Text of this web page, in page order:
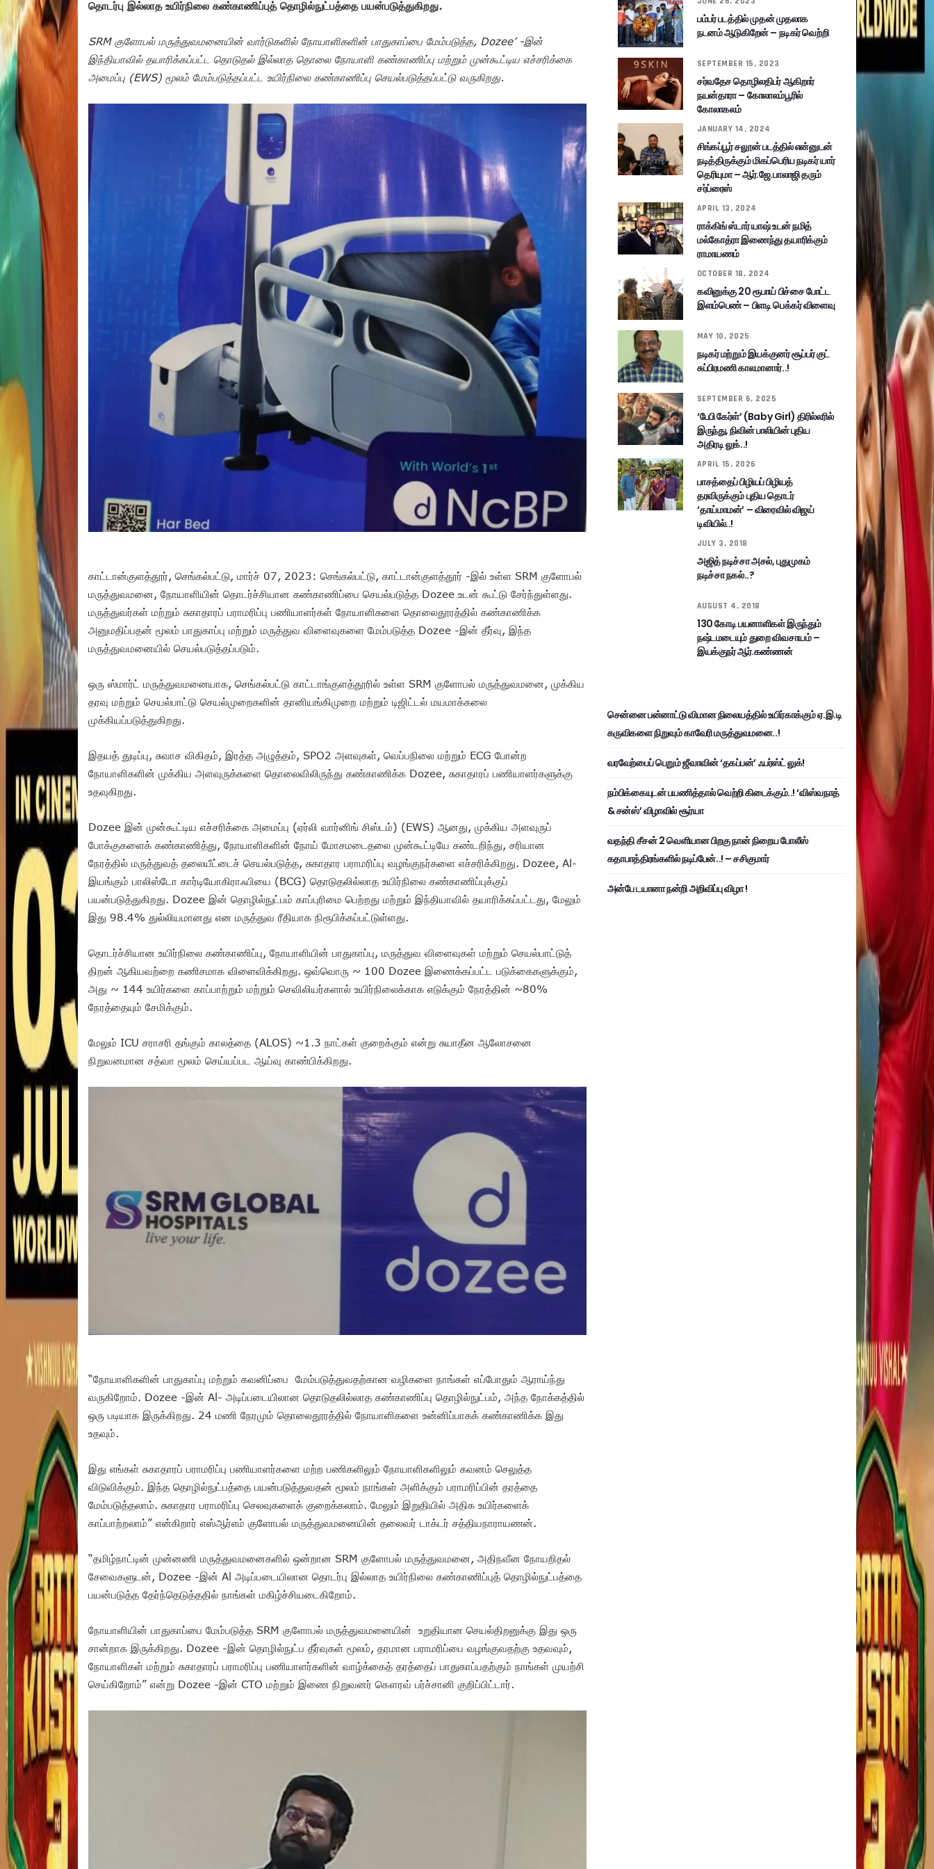
தொடர்பு இல்லாத உயிர்நிலை கண்காணிப்புத் தொழில்நுட்பத்தை பயன்படுத்துகிறது.
SRM குளோபல் மருத்துவமனையின் வார்டுகளில் நோயாளிகளின் பாதுகாப்பை மேம்படுத்த, Dozee’ -இன்
இந்தியாவில் தயாரிக்கப்பட்ட தொடுதல் இல்லாத தொலை நோயாளி கண்காணிப்பு மற்றும் முன்கூட்டிய எச்சரிக்கை
அமைப்பு (EWS) மூலம் மேம்படுத்தப்பட்ட உயிர்நிலை கண்காணிப்பு செயல்படுத்தப்பட்டு வருகிறது.
காட்டான்குளத்தூர், செங்கல்பட்டு, மார்ச் 07, 2023: செங்கல்பட்டு, காட்டான்குளத்தூர் -இல் உள்ள SRM குளோபல்
மருத்துவமனை, நோயாளியின் தொடர்ச்சியான கண்காணிப்பை செயல்படுத்த Dozee உடன் கூட்டு சேர்ந்துள்ளது.
மருத்துவர்கள் மற்றும் சுகாதாரப் பராமரிப்பு பணியாளர்கள் நோயாளிகளை தொலைதூரத்தில் கண்காணிக்க
அனுமதிப்பதன் மூலம் பாதுகாப்பு மற்றும் மருத்துவ விளைவுகளை மேம்படுத்த Dozee -இன் தீர்வு, இந்த
மருத்துவமனையில் செயல்படுத்தப்படும்.
ஒரு ஸ்மார்ட் மருத்துவமனையாக, செங்கல்பட்டு காட்டாங்குளத்தூரில் உள்ள SRM குளோபல் மருத்துவமனை, முக்கிய
தரவு மற்றும் செயல்பாட்டு செயல்முறைகளின் தானியங்கிமுறை மற்றும் டிஜிட்டல் மயமாக்கலை
முக்கியப்படுத்துகிறது.
இதயத் துடிப்பு, சுவாச விகிதம், இரத்த அழுத்தம், SPO2 அளவுகள், வெப்பநிலை மற்றும் ECG போன்ற
நோயாளிகளின் முக்கிய அளவுருக்களை தொலைவிலிருந்து கண்காணிக்க Dozee, சுகாதாரப் பணியாளர்களுக்கு
உதவுகிறது.
Dozee இன் முன்கூட்டிய எச்சரிக்கை அமைப்பு (ஏர்லி வார்னிங் சிஸ்டம்) (EWS) ஆனது, முக்கிய அளவுருப்
போக்குகளைக் கண்காணித்து, நோயாளிகளின் நோய் மோசமடைதலை முன்கூட்டியே கண்டறிந்து, சரியான
நேரத்தில் மருத்துவத் தலையீட்டைச் செயல்படுத்த, சுகாதார பராமரிப்பு வழங்குநர்களை எச்சரிக்கிறது. Dozee, Al-
இயங்கும் பாலிஸ்டோ கார்டியோகிராஃபியை (BCG) தொடுதலில்லாத உயிர்நிலை கண்காணிப்புக்குப்
பயன்படுத்துகிறது. Dozee இன் தொழில்நுட்பம் காப்புரிமை பெற்றது மற்றும் இந்தியாவில் தயாரிக்கப்பட்டது, மேலும்
இது 98.4% துல்லியமானது என மருத்துவ ரீதியாக நிரூபிக்கப்பட்டுள்ளது.
தொடர்ச்சியான உயிர்நிலை கண்காணிப்பு, நோயாளியின் பாதுகாப்பு, மருத்துவ விளைவுகள் மற்றும் செயல்பாட்டுத்
திறன் ஆகியவற்றை கணிசமாக விளைவிக்கிறது. ஒவ்வொரு ~ 100 Dozee இணைக்கப்பட்ட படுக்கைகளுக்கும்,
அது ~ 144 உயிர்களை காப்பாற்றும் மற்றும் செவிலியர்களால் உயிர்நிலைக்காக எடுக்கும் நேரத்தின் ~80%
நேரத்தையும் சேமிக்கும்.
மேலும் ICU சராசரி தங்கும் காலத்தை (ALOS) ~1.3 நாட்கள் குறைக்கும் என்று சுயாதீன ஆலோசனை
நிறுவனமான சத்வா மூலம் செய்யப்பட ஆய்வு காண்பிக்கிறது.
“நோயாளிகளின் பாதுகாப்பு மற்றும் கவனிப்பை மேம்படுத்துவதற்கான வழிகளை நாங்கள் எப்போதும் ஆராய்ந்து
வருகிறோம். Dozee -இன் Al- அடிப்படையிலான தொடுதலில்லாத கண்காணிப்பு தொழில்நுட்பம், அந்த நோக்கத்தில்
ஒரு படியாக இருக்கிறது. 24 மணி நேரமும் தொலைதூரத்தில் நோயாளிகளை உன்னிப்பாகக் கண்காணிக்க இது
உதவும்.
இது எங்கள் சுகாதாரப் பராமரிப்பு பணியாளர்களை மற்ற பணிகளிலும் நோயாளிகளிலும் கவனம் செலுத்த
விடுவிக்கும். இந்த தொழில்நுட்பத்தை பயன்படுத்துவதன் மூலம் நாங்கள் அளிக்கும் பராமரிப்பின் தரத்தை
மேம்படுத்தலாம். சுகாதார பராமரிப்பு செலவுகளைக் குறைக்கலாம். மேலும் இறுதியில் அதிக உயிர்களைக்
காப்பாற்றலாம்” என்கிறார் எஸ்ஆர்எம் குளோபல் மருத்துவமனையின் தலைவர் டாக்டர் சத்தியநாராயணன்.
“தமிழ்நாட்டின் முன்னணி மருத்துவமனைகளில் ஒன்றான SRM குளோபல் மருத்துவமனை, அதிநவீன நோயறிதல்
சேவைகளுடன், Dozee -இன் Al அடிப்படையிலான தொடர்பு இல்லாத உயிர்நிலை கண்காணிப்புத் தொழில்நுட்பத்தை
பயன்படுத்த தேர்ந்தெடுத்ததில் நாங்கள் மகிழ்ச்சியடைகிறோம்.
நோயாளியின் பாதுகாப்பை மேம்படுத்த SRM குளோபல் மருத்துவமனையின் உறுதியான செயல்திறனுக்கு இது ஒரு
சான்றாக இருக்கிறது. Dozee -இன் தொழில்நுட்ப தீர்வுகள் மூலம், தரமான பராமரிப்பை வழங்குவதற்கு உதவவும்,
நோயாளிகள் மற்றும் சுகாதாரப் பராமரிப்பு பணியாளர்களின் வாழ்க்கைத் தரத்தைப் பாதுகாப்பதற்கும் நாங்கள் முயற்சி
செய்கிறோம்” என்று Dozee -இன் CTO மற்றும் இணை நிறுவனர் கௌரவ் பர்ச்சானி குறிப்பிட்டார்.
பம்பர் படத்தில் முதன் முதலாக
நடனம் ஆடுகிறேன் – நடிகர் வெற்றி
SEPTEMBER 15, 2023
சர்வதேச தொழிலதிபர் ஆகிறார்
நயன்தாரா – கோலாலம்பூரில்
கோலாகலம்
JANUARY 14, 2024
சிங்கப்பூர் சலூன் படத்தில் என்னுடன்
நடித்திருக்கும் மிகப்பெரிய நடிகர் யார்
தெரியுமா – ஆர்.ஜே.பாலாஜி தரும்
சர்ப்ரைஸ்
APRIL 13, 2024
ராக்கிங் ஸ்டார் யாஷ் உடன் நமித்
மல்கோத்ரா இணைந்து தயாரிக்கும்
ராமாயணம்
OCTOBER 18, 2024
கவினுக்கு 20 ரூபாய் பிச்சை போட்ட
இளம்பெண் – பிளடி பெக்கர் விளைவு
MAY 10, 2025
நடிகர் மற்றும் இயக்குனர் சூப்பர் குட்
சுப்பிரமணி காலமானார்..!
SEPTEMBER 6, 2025
‘பேபி கேர்ள்’ (Baby Girl) திரில்லரில்
இருந்து, நிவின் பாலியின் புதிய
அதிரடி லுக்..!
APRIL 15, 2026
பாசத்தைப் பிழியப் பிழியத்
தரவிருக்கும் புதிய தொடர்
‘தாய்மாமன்’ – விரைவில் விஜய்
டிவியில்..!
JULY 3, 2018
அஜித் நடிச்சா அசல், புதுமுகம்
நடிச்சா நகல்..?
AUGUST 4, 2018
130 கோடி பயனாளிகள் இருந்தும்
நஷ்டமடையும் துறை விவசாயம் –
இயக்குநர் ஆர்.கண்ணன்
சென்னை பன்னாட்டு விமான நிலையத்தில் உயிர்காக்கும் ஏ.இ.டி
கருவிகளை நிறுவும் காவேரி மருத்துவமனை..!
வரவேற்பைப் பெறும் ஜீவாவின் ‘தகப்பன்’ ஃபர்ஸ்ட் லுக்!
நம்பிக்கையுடன் பயணித்தால் வெற்றி கிடைக்கும்..! ‘விஸ்வநாத்
& சன்ஸ்’ விழாவில் சூர்யா
வதந்தி சீசன் 2 வெளியான பிறகு நான் நிறைய போலீஸ்
கதாபாத்திரங்களில் நடிப்பேன்..! – சசிகுமார்
அன்பே டயானா நன்றி அறிவிப்பு விழா !